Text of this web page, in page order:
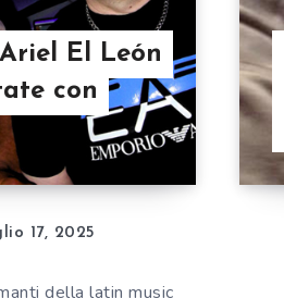
El León
con
17, 2025
della latin music